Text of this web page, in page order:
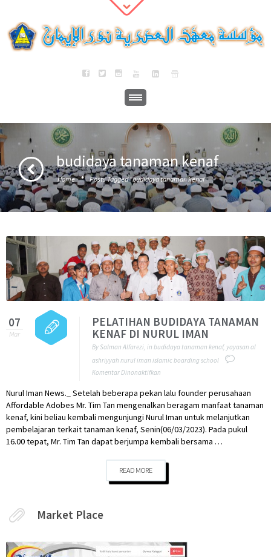
budidaya tanaman kenaf
Home · Posts Tagged "budidaya tanaman kenaf"
07
Mar
PELATIHAN BUDIDAYA TANAMAN
KENAF DI NURUL IMAN
BySalman Alfarezi in budidaya tanaman kenaf, yayasan al
ashriyyah nurul iman islamic boarding school
Komentar Dinonaktifkan
BUDIDAYA
TANAMAN
KENAF
DI
NURUL
Nurul Iman News._ Setelah beberapa pekan lalu founder perusahaan
Affordable Adobes Mr. Tim Tan mengenalkan beragam manfaat tanaman
kenaf, kini beliau kembali mengunjungi Nurul Iman untuk melanjutkan
pembelajaran terkait tanaman kenaf, Senin(06/03/2023). Pada pukul
16.00 tepat, Mr. Tim Tan dapat berjumpa kembali bersama …
READ MORE
Market Place